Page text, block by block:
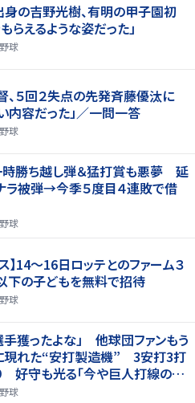
身の吉野光樹、有明の甲子園初
らえるような姿だった」
野球
、５回２失点の先発斉藤優汰に
内容だった」／一問一答
野球
勝ち越し弾＆猛打賞も悪夢 延
ラ被弾→今季５度目４連敗で借
野球
】14～16日ロッテとのファーム３
下の子どもを無料で招待
野球
手獲ったよな」 他球団ファンもう
現れた“安打製造機” 3安打3打
好守も光る「今や巨人打線の顔
野球